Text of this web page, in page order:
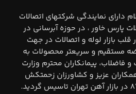
داراي نمايندگي شركتهاي اتصالات
پارس خاور ، در حوزه آبرساني در
قلب بازار لوله و اتصالات در جهت
مستقيم و سريعتر محصولات به
فاضلاب، پيمانكاران محترم وزارت
عزيز و كشاورزان زحمتكش